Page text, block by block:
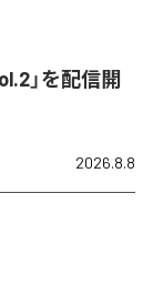
」を配信開
2026.8.8